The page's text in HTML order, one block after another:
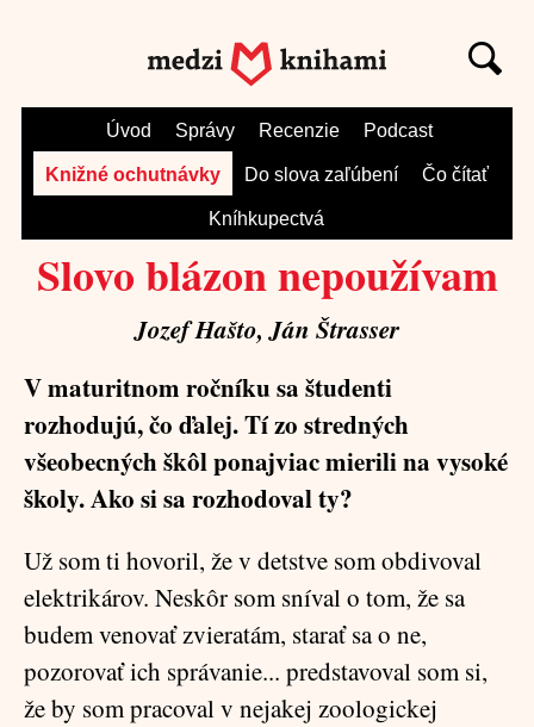
Úvod Správy Recenzie Podcast
Knižné ochutnávky Do slova zaľúbení Čo čítať
Kníhkupectvá
Slovo blázon nepoužívam
Jozef Hašto, Ján Štrasser
V maturitnom ročníku sa študenti
rozhodujú, čo ďalej. Tí zo stredných
všeobecných škôl ponajviac mierili na vysoké
školy. Ako si sa rozhodoval ty?
Už som ti hovoril, že v detstve som obdivoval
elektrikárov. Neskôr som sníval o tom, že sa
budem venovať zvieratám, starať sa o ne,
pozorovať ich správanie... predstavoval som si,
že by som pracoval v nejakej zoologickej